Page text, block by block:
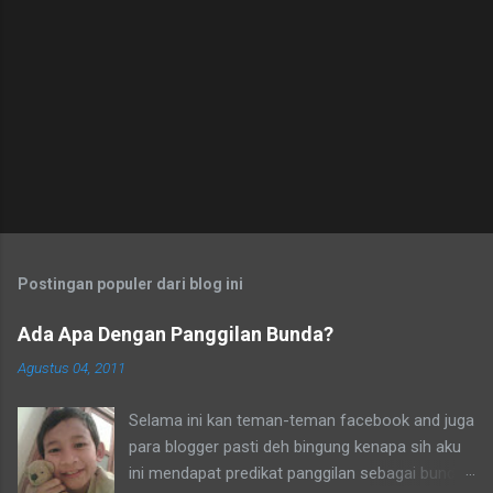
Postingan populer dari blog ini
Ada Apa Dengan Panggilan Bunda?
Agustus 04, 2011
Selama ini kan teman-teman facebook and juga
para blogger pasti deh bingung kenapa sih aku
ini mendapat predikat panggilan sebagai bunda.